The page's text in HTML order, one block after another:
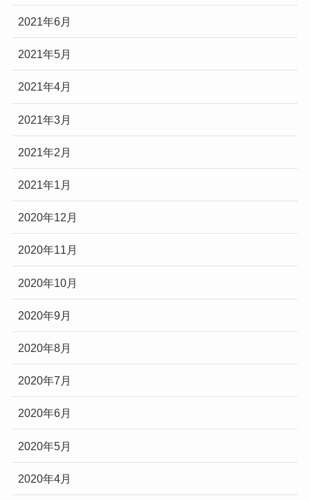
2021年6月
2021年5月
2021年4月
2021年3月
2021年2月
2021年1月
2020年12月
2020年11月
2020年10月
2020年9月
2020年8月
2020年7月
2020年6月
2020年5月
2020年4月